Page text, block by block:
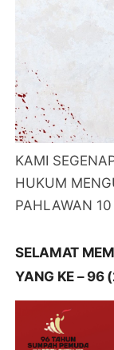
KAMI
HUKUM
PAHLAWAN
SELAMAT
YANG KE – 96